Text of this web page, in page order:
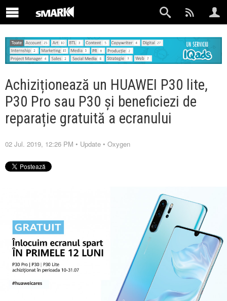
Achiziționează un HUAWEI P30 lite,
P30 Pro sau P30 și beneficiezi de
reparație gratuită a ecranului
02 Jul. 2019, 12:26 PM • Update • Oxygen